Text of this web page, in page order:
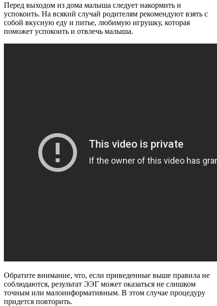
Перед выходом из дома малыша следует накормить и
успокоить. На всякий случай родителям рекомендуют взять с
собой вкусную еду и питье, любимую игрушку, которая
поможет успокоить и отвлечь малыша.
Обратите внимание, что, если приведенные выше правила не
соблюдаются, результат ЭЭГ может оказаться не слишком
точным или малоинформативным. В этом случае процедуру
придется повторить.